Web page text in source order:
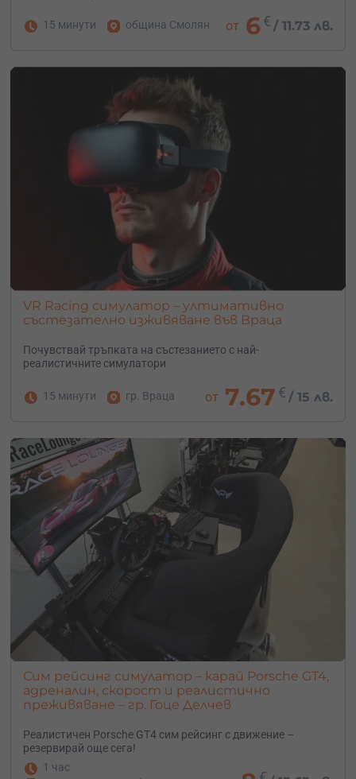
15 минути община Смолян от 6€ / 11.73 лв.
VR Racing симулатор – ултимативно
състезателно изживяване във Враца
Почувствай тръпката на състезанието с най-
реалистичните симулатори
15 минути гр. Враца от 7.67 € /15 лв.
Сим рейсинг симулатор – карай Porsche GT4,
адреналин, скорост и реалистично
преживяване – гр. Гоце Делчев
Реалистичен Porsche GT4 сим рейсинг с движение –
резервирай още сега!
1 час